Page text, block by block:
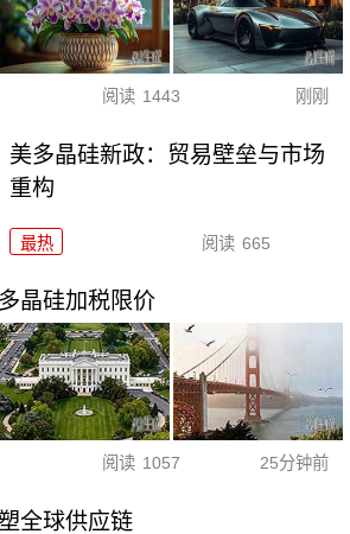
阅读 1443 刚刚
美多晶硅新政：贸易壁垒与市场
重构
最热 阅读 665
晶硅加税限价
阅读 1057 25分钟前
全球供应链